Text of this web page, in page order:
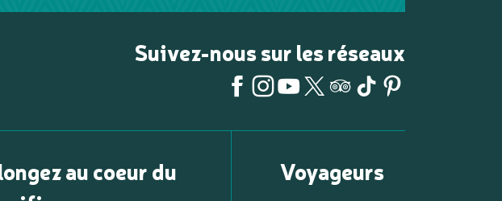
Suivez-nous sur les réseaux
au coeur du
Voyageurs